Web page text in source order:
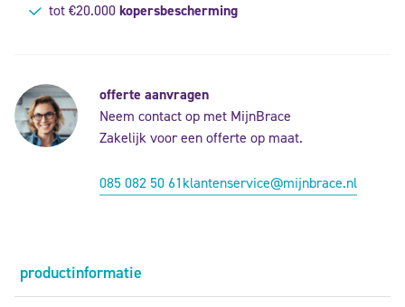
tot €20.000kopersbescherming
offerte aanvragen
Neem contact op met MijnBrace
Zakelijk voor een offerte op maat.
085 082 50 61klantenservice@mijnbrace.nl
productinformatie